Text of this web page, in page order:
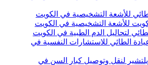
للأشعة التشخيصية في الكويت
للأشعة التشخيصية في الكويت
لتحاليل الدم الطبية في الكويت
الطائي للاستشارات النفسية في
لنقل وتوصيل كبار السن في